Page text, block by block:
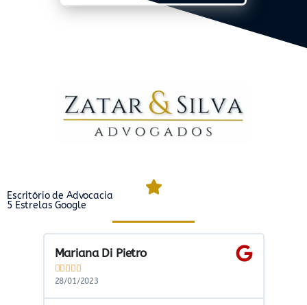
Escritório de Advocacia
5 Estrelas Google
Mariana Di Pietro
    
28/01/2023